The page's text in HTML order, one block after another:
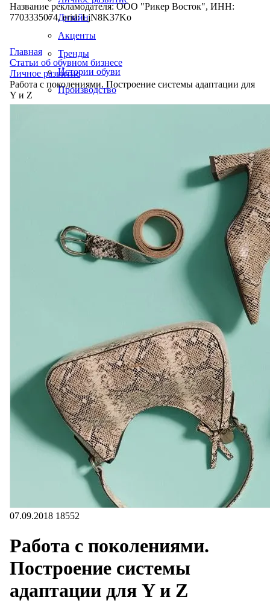
Дизайн
Акценты
Тренды
Истории обуви
Производство
Название рекламодателя: ООО "Рикер Восток", ИНН:
7703335074, erid: LjN8K37Ko
Главная
Статьи об обувном бизнесе
Личное развитие
Работа с поколениями. Построение системы адаптации для
Y и Z
07.09.2018 18552
Работа с поколениями.
Построение системы
адаптации для Y и Z